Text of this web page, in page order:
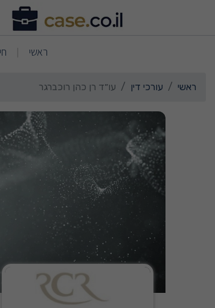
פרטי כרטיס העסק
ראשי |
ראשי עורכי דין עו״ד רן כהן רוכברגר